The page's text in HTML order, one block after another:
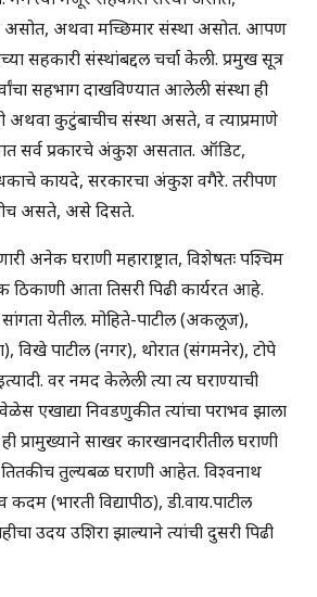
असोत, अथवा मच्छिमार संस्था असोत. आपण
सहकारी संस्थांबद्दल चर्चा केली. प्रमुख सूत्र
सहभाग दाखविण्यात आलेली संस्था ही
अथवा कुटुंबाचीच संस्था असते, व त्याप्रमाणे
सर्व प्रकारचे अंकुश असतात. ऑडिट,
कायदे, सरकारचा अंकुश वगैरे. तरीपण
असते, असे दिसते.
अनेक घराणी महाराष्ट्रात, विशेषतः पश्चिम
ठिकाणी आता तिसरी पिढी कार्यरत आहे.
सांगता येतील. मोहिते-पाटील (अकलूज),
विखे पाटील (नगर), थोरात (संगमनेर), टोपे
वर नमद केलेली त्या त्य घराण्याची
एखाद्या निवडणुकीत त्यांचा पराभव झाला
प्रामुख्याने साखर कारखानदारीतील घराणी
तितकीच तुल्यबळ घराणी आहेत. विश्वनाथ
(भारती विद्यापीठ), डी.वाय.पाटील
उदय उशिरा झाल्याने त्यांची दुसरी पिढी